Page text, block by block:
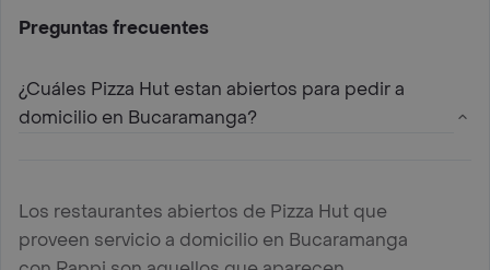
Preguntas frecuentes
¿Cuáles Pizza Hut estan abiertos para pedir a
domicilio en Bucaramanga?
Los restaurantes abiertos de Pizza Hut que
proveen servicio a domicilio en Bucaramanga